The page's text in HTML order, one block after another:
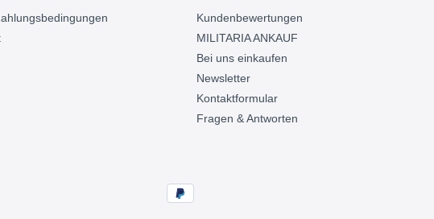
Kundenbewertungen
MILITARIA ANKAUF
Bei uns einkaufen
Newsletter
Kontaktformular
Fragen & Antworten